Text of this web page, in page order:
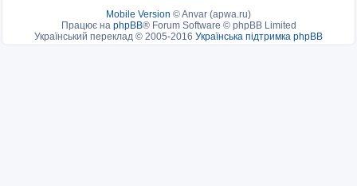
Mobile Version ©Anvar (apwa.ru)
Працює на phpBB® Forum Software © phpBB Limited
Український переклад © 2005-2016 Українська підтримка phpBB